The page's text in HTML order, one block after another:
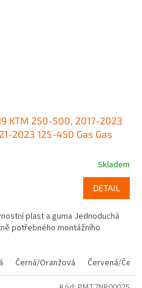
KTM 250-500, 2017-2023
2023 125-450 Gas Gas
Skladem
DETAIL
plast a guma Jednoduchá
potřebného montážního
Černá/Oranžová Červená/Černá